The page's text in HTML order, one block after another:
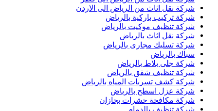
شركة نقل اثاث من الرياض الى الاردن
شركة تركيب باركية بالرياض
شركة تنظيف موكيت بالرياض
شركة نقل اثاث بالرياض
شركة تسليك مجارى بالرياض
سباك بالرياض
شركة جلى بلاط بالرياض
شركة تنظيف شقق بالرياض
شركة كشف تسربات المياه بالرياض
شركة عزل اسطح بالرياض
شركة مكافحة حشرات بجازان